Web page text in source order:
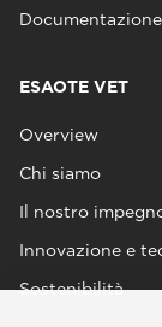
Documentazione
ESAOTE VET
Overview
Chi siamo
Il nostro
Innovazione e
Sostenibilità